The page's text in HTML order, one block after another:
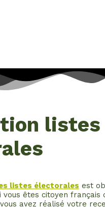
listes
listes électorales est
vous êtes citoyen français
avez réalisé votre